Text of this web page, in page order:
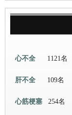
心不全 1121名
肝不全 109名
心筋梗塞 254名